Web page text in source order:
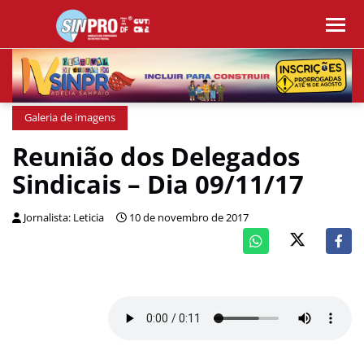
Galeria de imagens
Reunião dos Delegados
Sindicais – Dia 09/11/17
Jornalista: Leticia 10 de novembro de 2017